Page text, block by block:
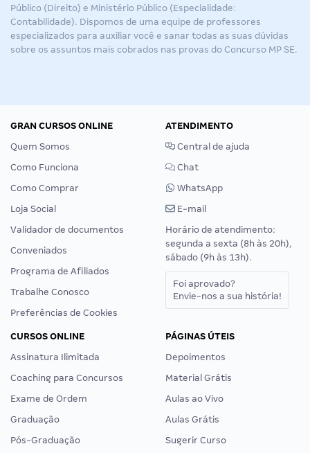
Público (Direito) e Ministério Público (Especialidade:
Contabilidade). Dispomos de uma equipe de professores
especializados para auxiliar você e sanar todas as suas dúvidas
sobre os assuntos mais cobrados nas provas do Concurso MP SE.
GRAN CURSOS ONLINE
Quem Somos
Como Funciona
Como Comprar
Loja Social
Validador de documentos
Conveniados
Programa de Afiliados
Trabalhe Conosco
Preferências de Cookies
ATENDIMENTO
Central de ajuda
Chat
WhatsApp
E-mail
Horário de atendimento:
segunda a sexta (8h às 20h),
sábado (9h às 13h).
Foi aprovado?
Envie-nos a sua história!
CURSOS ONLINE
Assinatura Ilimitada
Coaching para Concursos
Exame de Ordem
Graduação
Pós-Graduação
PÁGINAS ÚTEIS
Depoimentos
Material Grátis
Aulas ao Vivo
Aulas Grátis
Sugerir Curso